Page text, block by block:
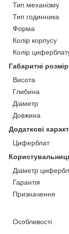
Тип механізму
Тип годинника
Форма
Колір корпусу
Колір
Габаритні
Висота
Глибина
Діаметр
Довжина
Додаткові
Циферблат
Діаметр
Гарантія
Призначення
Особливості